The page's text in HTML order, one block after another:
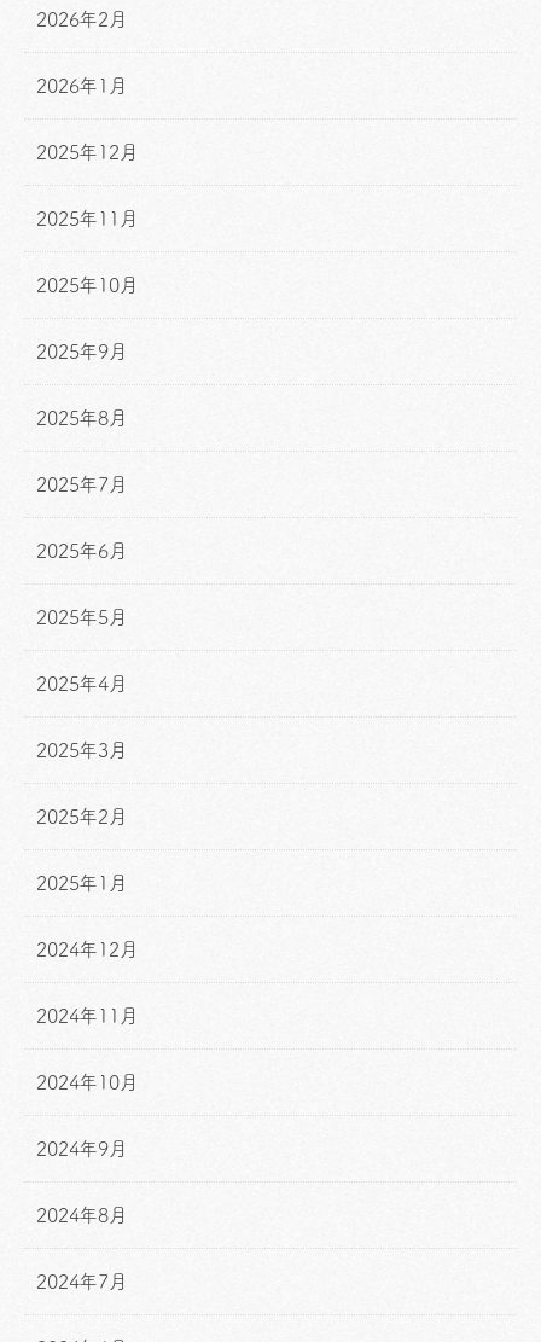
2026年2月
2026年1月
2025年12月
2025年11月
2025年10月
2025年9月
2025年8月
2025年7月
2025年6月
2025年5月
2025年4月
2025年3月
2025年2月
2025年1月
2024年12月
2024年11月
2024年10月
2024年9月
2024年8月
2024年7月